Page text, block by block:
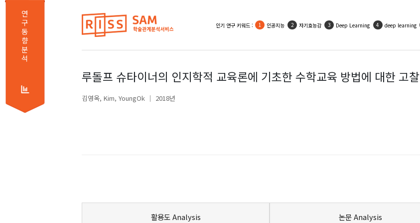
연
구
동
향
분
석
인기 연구 키워드 : 인공지능 자기효능감 Deep Learning deep learning
루돌프 슈타이너의 인지학적 교육론에 기초한 수학교육 방법에 대한 고찰
김영옥 Kim, YoungOk 2018년
활용도 Analysis 논문 Analysis